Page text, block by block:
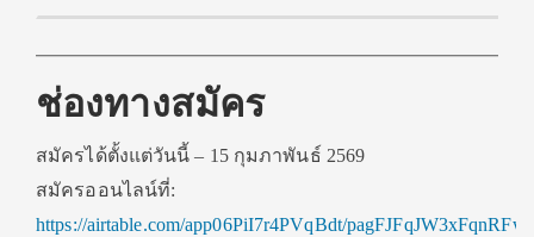
ช่องทางสมัคร
สมัครได้ตั้งแต่วันนี้ – 15 กุมภาพันธ์ 2569
สมัครออนไลน์ที่:
https://airtable.com/app06PiI7r4PVqBdt/